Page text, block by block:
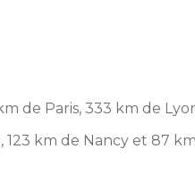
de Paris, 333 km de
123 km de Nancy et 87